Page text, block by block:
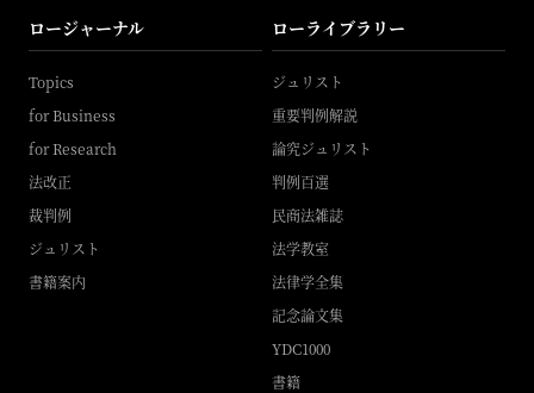
ロージャーナル
Topics
for Business
for Research
法改正
裁判例
ジュリスト
書籍案内
ローライブラリー
ジュリスト
重要判例解説
論究ジュリスト
判例百選
民商法雑誌
法学教室
法律学全集
記念論文集
YDC1000
書籍